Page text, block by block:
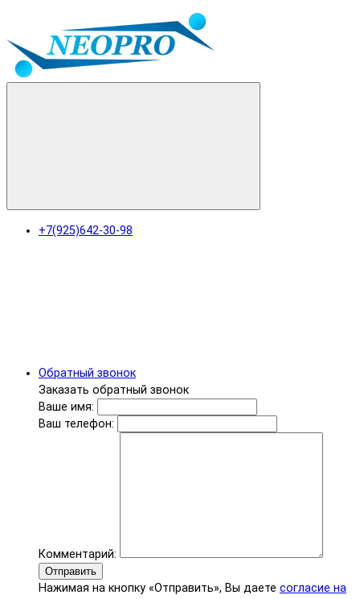
+7(925)642-30-98
Обратный звонок
Заказать обратный звонок
Ваше имя:
Ваш телефон:
Комментарий:
Отправить
Нажимая на кнопку «Отправить», Вы даете согласие на